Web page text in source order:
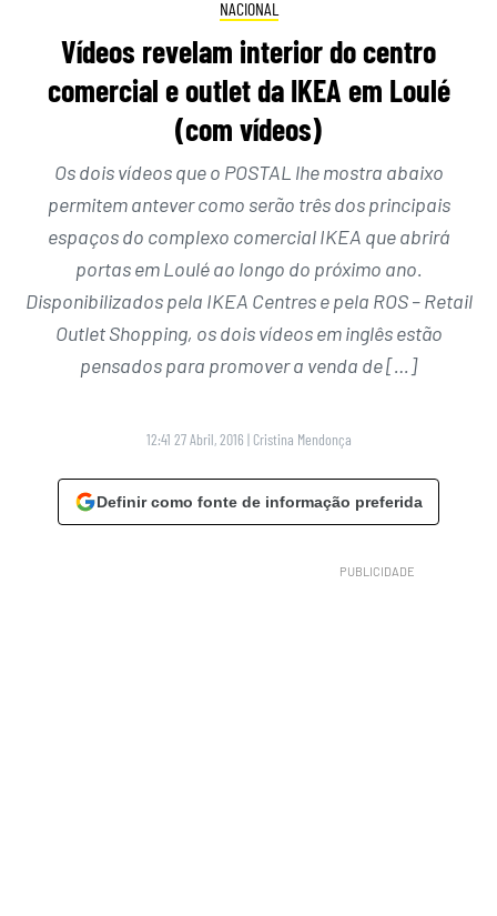
NACIONAL
Vídeos revelam interior do centro
comercial e outlet da IKEA em Loulé
(com vídeos)
Os dois vídeos que o POSTAL lhe mostra abaixo
permitem antever como serão três dos principais
espaços do complexo comercial IKEA que abrirá
portas em Loulé ao longo do próximo ano.
Disponibilizados pela IKEA Centres e pela ROS – Retail
Outlet Shopping, os dois vídeos em inglês estão
pensados para promover a venda de […]
12:41 27 Abril, 2016 | Cristina Mendonça
Definir como fonte de informação preferida